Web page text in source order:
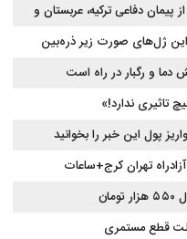
دفاعی ترکیه، عربستان و
ژل‌های صورت زیر ذره‌بین
و رگبار در راه است
تاثیری ندارد!»
پول این خبر را بخوانید
تهران کرج+ساعات
علت قطع مستمری